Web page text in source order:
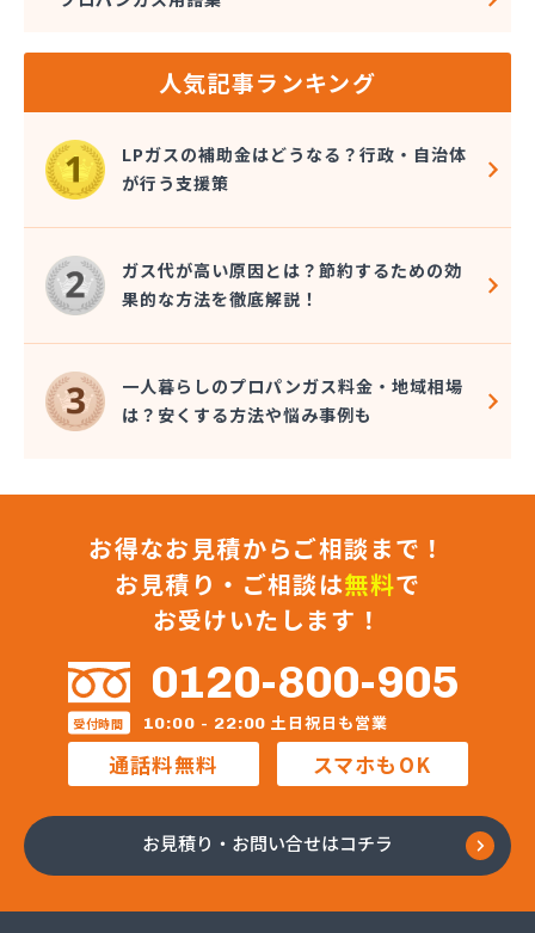
神津燃料
斉藤商店
千曲通商株式会社
早武商店
大島屋酒店
大澤燃料店
竹内六男
中央石油株式会社本社
中央物産株式会社
中山通商有限会社
中信LPガス事業協同組合
中沢商店
朝日オーム株式会社
長野プロパンガス株式会社 上田支店
長野プロパンガス株式会社 長野営業所
長野都市ガスエネパート日本ガス工事株式会社
長野日石ガス株式会社 佐久営業所
長野日通プロパン販売有限会社
鳥居プロパン
蔦屋山本商店
田中プロパン
田邊エネソシア株式会社 長野営業所
東石油有限会社
日石ガス株式会社長野営業所
人気記事ランキング
LPガスの補助金はどうなる？行政・自治体
が行う支援策
ガス代が高い原因とは？節約するための効
果的な方法を徹底解説！
一人暮らしのプロパンガス料金・地域相場
は？安くする方法や悩み事例も
お得なお見積からご相談まで！
お見積り・ご相談は無料で
お受けいたします！
0120-800-905
受付時間 10:00 - 22:00 土日祝日も営業
通話料無料 スマホもOK
お見積り・お問い合せはコチラ